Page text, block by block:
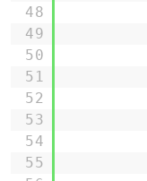
48
49
50
51
52
53
54
55